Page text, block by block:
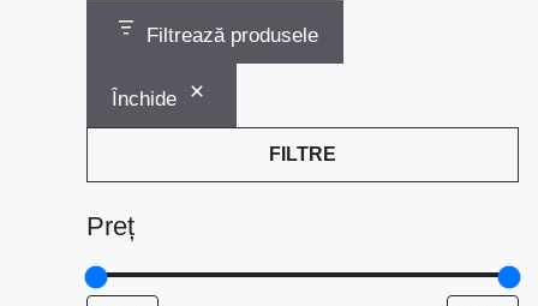
Filtrează produsele
Închide
FILTRE
Preț